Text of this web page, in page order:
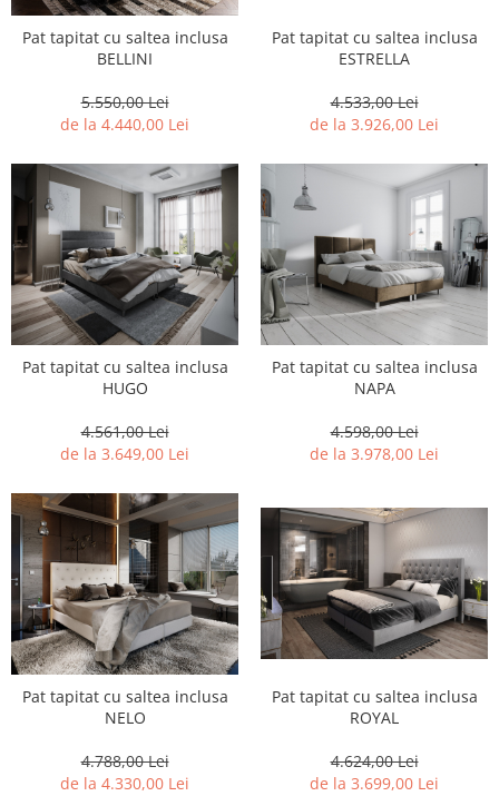
Pat tapitat cu saltea inclusa
BELLINI
5.550,00 Lei
de la 4.440,00 Lei
Pat tapitat cu saltea inclusa
ESTRELLA
4.533,00 Lei
de la 3.926,00 Lei
Pat tapitat cu saltea inclusa
HUGO
4.561,00 Lei
de la 3.649,00 Lei
Pat tapitat cu saltea inclusa
NAPA
4.598,00 Lei
de la 3.978,00 Lei
Pat tapitat cu saltea inclusa
NELO
4.788,00 Lei
de la 4.330,00 Lei
Pat tapitat cu saltea inclusa
ROYAL
4.624,00 Lei
de la 3.699,00 Lei